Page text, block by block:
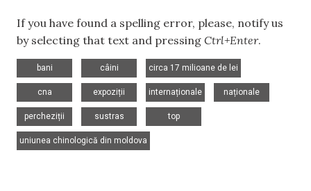
If you have found a spelling error, please, notify us
by selecting that text and pressing Ctrl+Enter.
bani
câini
circa 17 milioane de lei
cna
expoziții
internaționale
naționale
percheziții
sustras
top
uniunea chinologică din moldova